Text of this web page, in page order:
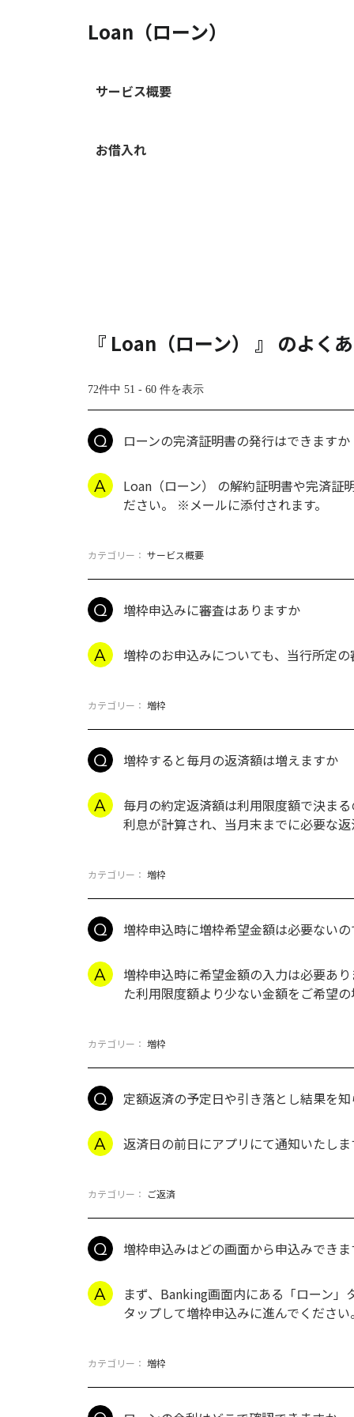
Loan（ローン）
サービス概要
お借入れ
『 Loan（ローン） 』 のよく
72件中 51 - 60 件を表示
ローンの完済証明書の発行はできますか
Loan（ローン） の解約証明書や完済証
ださい。 ※メールに添付されます。
カテゴリー： サービス概要
増枠申込みに審査はありますか
増枠のお申込みについても、当行所定
カテゴリー： 増枠
増枠すると毎月の返済額は増えますか
毎月の約定返済額は利用限度額で決ま
利息が計算され、当月末までに必要な
カテゴリー： 増枠
増枠申込時に増枠希望金額は必要ない
増枠申込時に希望金額の入力は必要あ
た利用限度額より少ない金額をご希望
カテゴリー： 増枠
定額返済の予定日や引き落とし結果を
返済日の前日にアプリにて通知いたし
カテゴリー： ご返済
増枠申込みはどの画面から申込みでき
まず、Banking画面内にある「ローン
タップして増枠申込みに進んでくださ
カテゴリー： 増枠